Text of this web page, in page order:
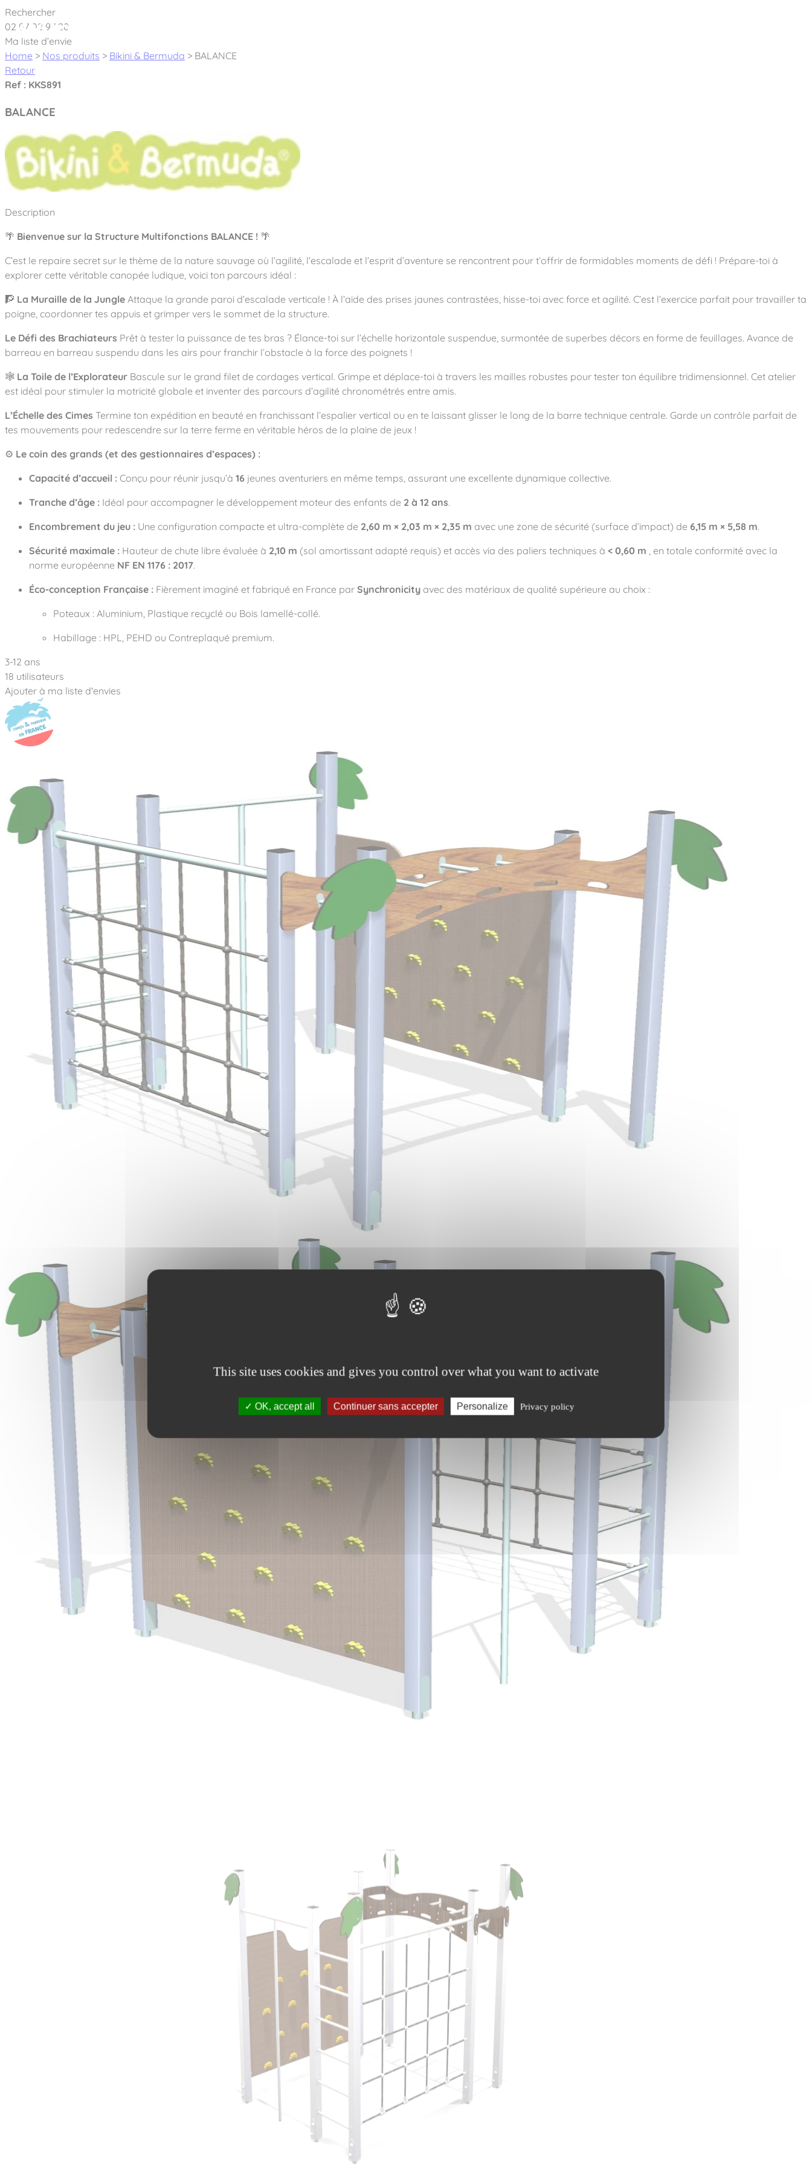
Cookies management panel
This site uses cookies and gives you control over what you want to activate
OK, accept all Continuer sans accepter Personalize Privacy policy
Créateur et fabricant d’aires de jeux & équipements sportifs
Nos dernières actualités
À propos
Nos Garanties
Notre concept
Notre entreprise
Notre équipe
Nous rejoindre
Aires de jeux Bikini & Bermuda®
Tous nos jeux
Jeux recyclés
Sport & Fitness Sport&Co®
Agrès fitness
Parcours de santé
Stadium Arena
Street workout
Surfpark
Équipements sportifs
Mobilier & accessoires
Mobilier urbain
Accessoires ludiques
Nos clients
Collectivités
Établissements scolaires
Architectes, Paysagistes-concepteurs
Camping et résidences de vacances
Des aires intergénérationnelles de convivialité
Des aires de jeux pour tous les enfants
L’éco-conception de nos jeux
La végétalisation des cours d’école
Nos matériaux
Nos sols amortissants
Réalisations
Contact
Les questions fréquentes
Catalogues
Rechercher
02 97 02 97 20
Ma liste d’envie
Home > Nos produits > Bikini & Bermuda > BALANCE
Retour
Ref : KKS891
BALANCE
Description
🌴 Bienvenue sur la Structure Multifonctions BALANCE ! 🌴
C’est le repaire secret sur le thème de la nature sauvage où l’agilité, l’escalade et l’esprit d’aventure se rencontrent pour t’offrir de formidables moments de défi ! Prépare-toi à
explorer cette véritable canopée ludique, voici ton parcours idéal :
🧗 La Muraille de la Jungle Attaque la grande paroi d’escalade verticale ! À l’aide des prises jaunes contrastées, hisse-toi avec force et agilité. C’est l’exercice parfait pour travailler ta
poigne, coordonner tes appuis et grimper vers le sommet de la structure.
Le Défi des Brachiateurs Prêt à tester la puissance de tes bras ? Élance-toi sur l’échelle horizontale suspendue, surmontée de superbes décors en forme de feuillages. Avance de
barreau en barreau suspendu dans les airs pour franchir l’obstacle à la force des poignets !
🕸️ La Toile de l’Explorateur Bascule sur le grand filet de cordages vertical. Grimpe et déplace-toi à travers les mailles robustes pour tester ton équilibre tridimensionnel. Cet atelier
est idéal pour stimuler la motricité globale et inventer des parcours d’agilité chronométrés entre amis.
L’Échelle des Cimes Termine ton expédition en beauté en franchissant l’espalier vertical ou en te laissant glisser le long de la barre technique centrale. Garde un contrôle parfait de
tes mouvements pour redescendre sur la terre ferme en véritable héros de la plaine de jeux !
⚙️ Le coin des grands (et des gestionnaires d’espaces) :
Capacité d’accueil : Conçu pour réunir jusqu’à 16 jeunes aventuriers en même temps, assurant une excellente dynamique collective.
Tranche d’âge : Idéal pour accompagner le développement moteur des enfants de 2 à 12 ans.
Encombrement du jeu : Une configuration compacte et ultra-complète de 2,60 m × 2,03 m × 2,35 m avec une zone de sécurité (surface d’impact) de 6,15 m × 5,58 m.
Sécurité maximale : Hauteur de chute libre évaluée à 2,10 m (sol amortissant adapté requis) et accès via des paliers techniques à < 0,60 m , en totale conformité avec la
norme européenne NF EN 1176 : 2017.
Éco-conception Française : Fièrement imaginé et fabriqué en France par Synchronicity avec des matériaux de qualité supérieure au choix :
Poteaux : Aluminium, Plastique recyclé ou Bois lamellé-collé.
Habillage : HPL, PEHD ou Contreplaqué premium.
3-12 ans
18 utilisateurs
Ajouter à ma liste d'envies